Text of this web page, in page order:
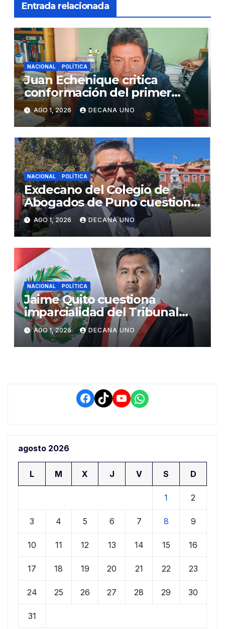
Entrada relacionada
NACIONAL POLÍTICA
Juan Echenique critica
conformación del primer
gabinete ministerial de Keiko
Fujimori
AGO 1, 2026 DECANA UNO
NACIONAL POLÍTICA
Exdecano del Colegio de
Abogados de Puno cuestiona
propuestas sobre seguridad
ciudadana
AGO 1, 2026 DECANA UNO
NACIONAL POLÍTICA
Jaime Quito cuestiona
imparcialidad del Tribunal
Constitucional tras liberación
de Ollanta Humala
AGO 1, 2026 DECANA UNO
Facebook
TikTokYouTube
WhatsApp
agosto 2026
L M X J V S D
1 2
3 4 5 6 7 8 9
10 11 12 13 14 15 16
17 18 19 20 21 22 23
24 25 26 27 28 29 30
31